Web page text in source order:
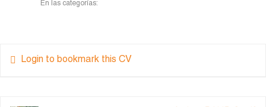
En las categorías:
Login to bookmark this CV